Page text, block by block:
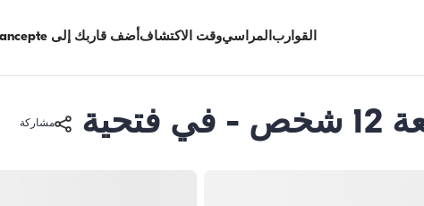
القواربالمراسيوقت الاكتشافأضف قاربك إلى Limancepte
مشاركة